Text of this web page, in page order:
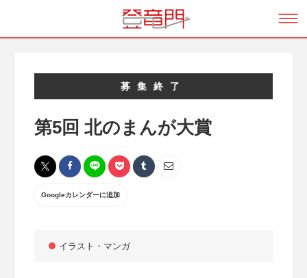
募集終了
第5回 北のまんが大賞
Googleカレンダーに追加
イラスト・マンガ